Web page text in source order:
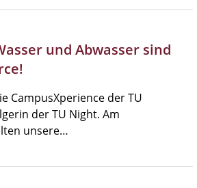
und Abwasser sind
CampusXperience der TU
der TU Night. Am
unsere…